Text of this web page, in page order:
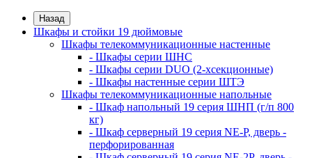
Назад
Шкафы и стойки 19 дюймовые
Шкафы телекоммуникационные настенные
- Шкафы серии ШНС
- Шкафы серии DUO (2-хсекционные)
- Шкафы настенные серии ШТЭ
Шкафы телекоммуникационные напольные
- Шкаф напольный 19 серия ШНП (г/п 800
кг)
- Шкаф серверный 19 серия NE-P, дверь -
перфорированная